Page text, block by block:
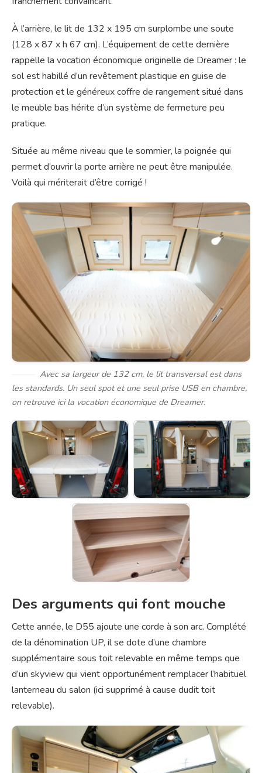
À l’arrière, le lit de 132 x 195 cm surplombe une soute
(128 x 87 x h 67 cm). L’équipement de cette dernière
rappelle la vocation économique originelle de Dreamer : le
sol est habillé d’un revêtement plastique en guise de
protection et le généreux coffre de rangement situé dans
le meuble bas hérite d’un système de fermeture peu
pratique.
Située au même niveau que le sommier, la poignée qui
permet d’ouvrir la porte arrière ne peut être manipulée.
Voilà qui mériterait d’être corrigé !
Avec sa largeur de 132 cm, le lit transversal est dans
les standards. Un seul spot et une seul prise USB en chambre,
on retrouve ici la vocation économique de Dreamer.
Des arguments qui font mouche
Cette année, le D55 ajoute une corde à son arc. Complété
de la dénomination UP, il se dote d’une chambre
supplémentaire sous toit relevable en même temps que
d’un skyview qui vient opportunément remplacer l’habituel
lanterneau du salon (ici supprimé à cause dudit toit
relevable).